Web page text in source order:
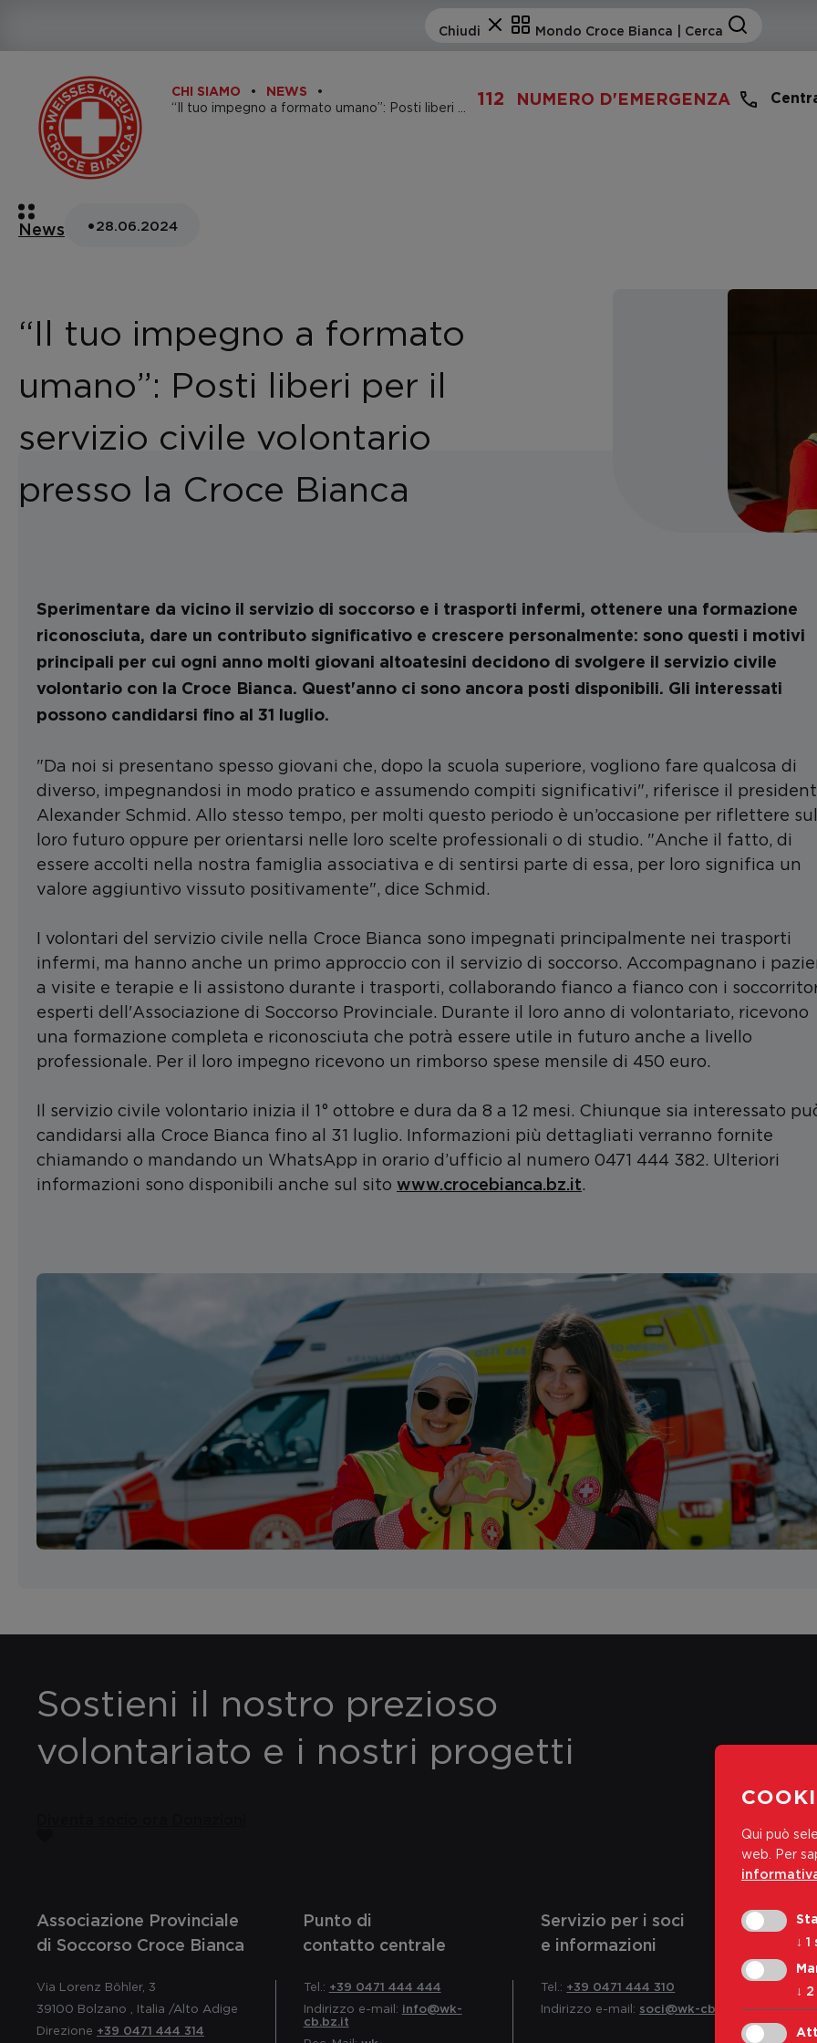
CHI SIAMO NEWS 112 NUMERO D'EMERGENZA
News •28.06.2024
“Il tuo impegno a formato
umano”: Posti liberi per il
servizio civile volontario
presso la Croce Bianca
Sperimentare da vicino il servizio di soccorso e i trasporti infermi, ottenere una formazione
riconosciuta, dare un contributo significativo e crescere personalmente: sono questi i motivi
principali per cui ogni anno molti giovani altoatesini decidono di svolgere il servizio civile
volontario con la Croce Bianca. Quest'anno ci sono ancora posti disponibili. Gli interessati
possono candidarsi fino al 31 luglio.
"Da noi si presentano spesso giovani che, dopo la scuola superiore, vogliono fare qualcosa di
diverso, impegnandosi in modo pratico e assumendo compiti significativi", riferisce il
Alexander Schmid. Allo stesso tempo, per molti questo periodo è un’occasione per riflettere sul
loro futuro oppure per orientarsi nelle loro scelte professionali o di studio. "Anche il fatto, di
essere accolti nella nostra famiglia associativa e di sentirsi parte di essa, per loro significa un
valore aggiuntivo vissuto positivamente", dice Schmid.
I volontari del servizio civile nella Croce Bianca sono impegnati principalmente nei trasporti
infermi, ma hanno anche un primo approccio con il servizio di soccorso. Accompagnano i
a visite e terapie e li assistono durante i trasporti, collaborando fianco a fianco con i
esperti dell'Associazione di Soccorso Provinciale. Durante il loro anno di volontariato, ricevono
una formazione completa e riconosciuta che potrà essere utile in futuro anche a livello
professionale. Per il loro impegno ricevono un rimborso spese mensile di 450 euro.
Il servizio civile volontario inizia il 1° ottobre e dura da 8 a 12 mesi. Chiunque sia interessato
candidarsi alla Croce Bianca fino al 31 luglio. Informazioni più dettagliati verranno fornite
chiamando o mandando un WhatsApp in orario d’ufficio al numero 0471 444 382. Ulteriori
informazioni sono disponibili anche sul sito www.crocebianca.bz.it.
Sostieni il nostro prezioso
volontariato e i nostri progetti
Associazione Provinciale
di Soccorso Croce Bianca
Via Lorenz Böhler, 3
39100 Bolzano Italia /Alto Adige
Direzione +39 0471 444 314
Punto di
contatto centrale
Tel.: +39 0471 444 444
Indirizzo e-mail: info@wk-
cb.bz.it
Servizio per i soci
e informazioni
Tel.: +39 0471 444 310
Indirizzo e-mail: soci@wk-cb.bz.it
Qui può
web. Per
↓ 1
↓ 2